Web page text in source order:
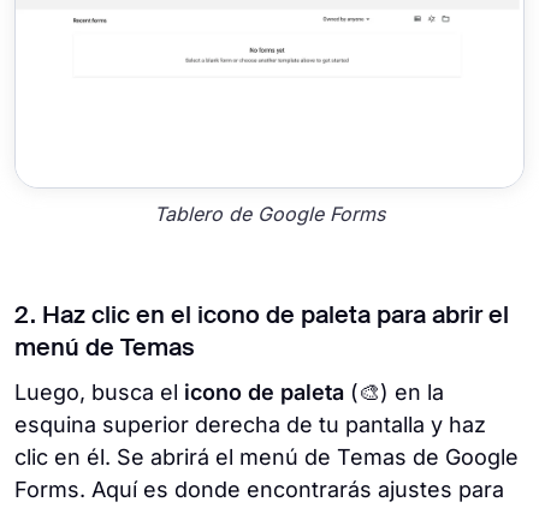
Tablero de Google Forms
2. Haz clic en el icono de paleta para abrir el
menú de Temas
Luego, busca el icono de paleta (🎨) en la
esquina superior derecha de tu pantalla y haz
clic en él. Se abrirá el menú de Temas de Google
Forms. Aquí es donde encontrarás ajustes para